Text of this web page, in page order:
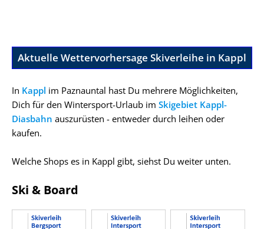
Aktuelle Wettervorhersage Skiverleihe in Kappl
In Kappl im Paznauntal hast Du mehrere Möglichkeiten,
Dich für den Wintersport-Urlaub im Skigebiet Kappl-
Diasbahn auszurüsten - entweder durch leihen oder
kaufen.
Welche Shops es in Kappl gibt, siehst Du weiter unten.
Ski & Board